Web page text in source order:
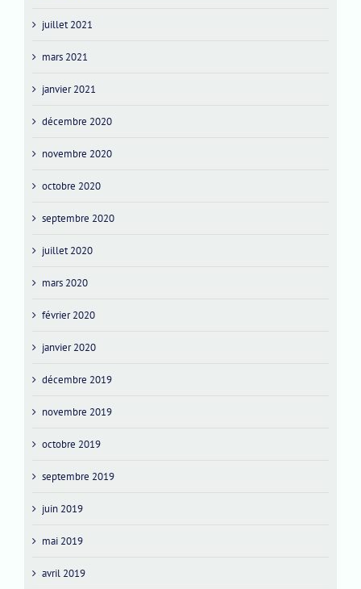
juillet 2021
mars 2021
janvier 2021
décembre 2020
novembre 2020
octobre 2020
septembre 2020
juillet 2020
mars 2020
février 2020
janvier 2020
décembre 2019
novembre 2019
octobre 2019
septembre 2019
juin 2019
mai 2019
avril 2019